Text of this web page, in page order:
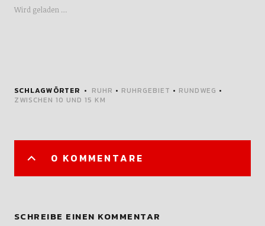
Wird geladen …
SCHLAGWÖRTER RUHR • RUHRGEBIET • RUNDWEG •
ZWISCHEN 10 UND 15 KM
0 KOMMENTARE
SCHREIBE EINEN KOMMENTAR